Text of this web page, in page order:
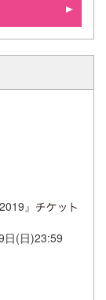
』
日(日)23:59